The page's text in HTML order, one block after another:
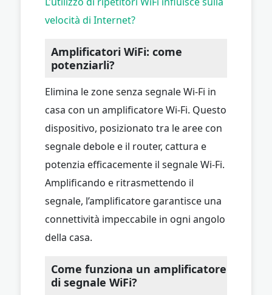
velocità di Internet?
Amplificatori WiFi: come
potenziarli?
Elimina le zone senza segnale Wi-Fi in
casa con un amplificatore Wi-Fi. Questo
dispositivo, posizionato tra le aree con
segnale debole e il router, cattura e
potenzia efficacemente il segnale Wi-Fi.
Amplificando e ritrasmettendo il
segnale, l’amplificatore garantisce una
connettività impeccabile in ogni angolo
della casa.
Come funziona un amplificatore
di segnale WiFi?